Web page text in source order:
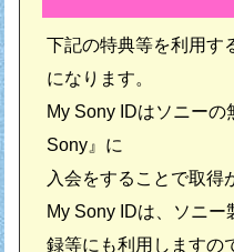
下記の特典等を利用す
になります。
My Sony IDはソニー
Sony』に
入会をすることで取得
My Sony IDは、ソニ
録等にも利用しますの